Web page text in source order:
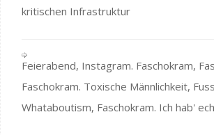
kritischen Infrastruktur
Feierabend, Instagram. Faschokram,
Faschokram. Toxische Männlichkeit,
Whataboutism, Faschokram. Ich hab'